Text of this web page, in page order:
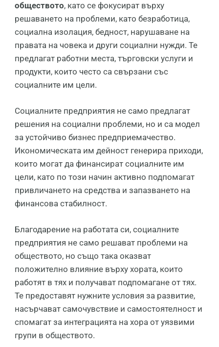
обществото, като се фокусират върху
решаването на проблеми, като безработица,
социална изолация, бедност, нарушаване на
правата на човека и други социални нужди. Те
предлагат работни места, търговски услуги и
продукти, които често са свързани със
социалните им цели.
Социалните предприятия не само предлагат
решения на социални проблеми, но и са модел
за устойчиво бизнес предприемачество.
Икономическата им дейност генерира приходи,
които могат да финансират социалните им
цели, като по този начин активно подпомагат
привличането на средства и запазването на
финансова стабилност.
Благодарение на работата си, социалните
предприятия не само решават проблеми на
обществото, но също така оказват
положително влияние върху хората, които
работят в тях и получават подпомагане от тях.
Те предоставят нужните условия за развитие,
насърчават самочувствие и самостоятелност и
спомагат за интеграцията на хора от уязвими
групи в обществото.